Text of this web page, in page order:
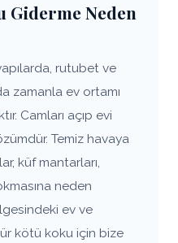
Giderme Neden
rutubet ve
zamanla ev ortamı
Camları açıp evi
Temiz havaya
küf mantarları,
neden
ev ve
kötü koku için bize